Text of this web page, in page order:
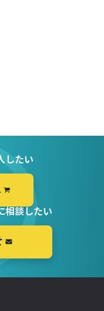
したい
相談したい